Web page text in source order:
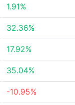
1.91%
32.36%
17.92%
35.04%
-10.95%